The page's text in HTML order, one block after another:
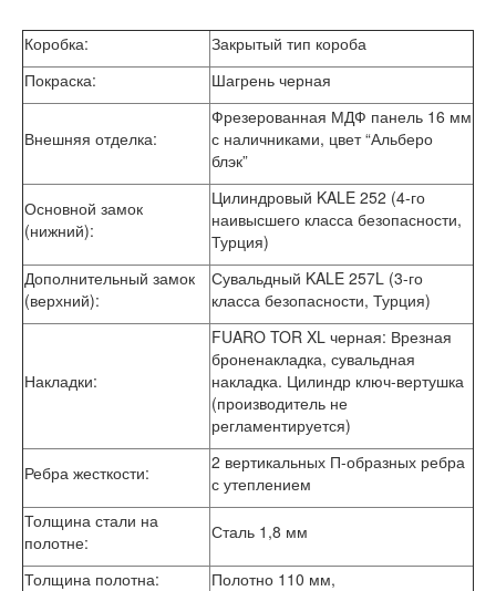
Коробка:
Закрытый тип короба
Покраска:
Шагрень черная
Внешняя отделка:
Фрезерованная МДФ панель 16 мм
с наличниками, цвет “Альберо
блэк”
Основной замок
(нижний):
Цилиндровый KALE 252 (4-го
наивысшего класса безопасности,
Турция)
Дополнительный замок
(верхний):
Сувальдный KALE 257L (3-го
класса безопасности, Турция)
Накладки:
FUARO TOR XL черная: Врезная
броненакладка, сувальдная
накладка. Цилиндр ключ-вертушка
(производитель не
регламентируется)
Ребра жесткости:
2 вертикальных П-образных ребра
с утеплением
Толщина стали на
полотне:
Сталь 1,8 мм
Толщина полотна:
Полотно 110 мм,